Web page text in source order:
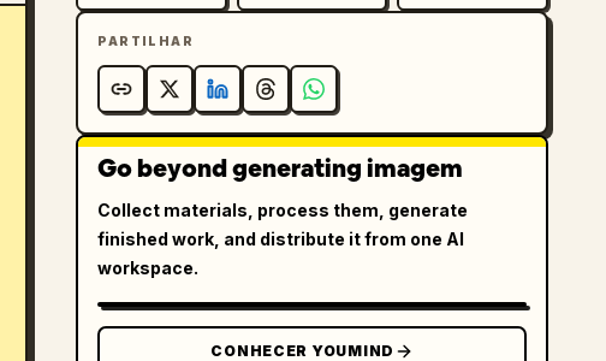
PARTILHAR
Go beyond generating imagem
Collect materials, process them, generate
finished work, and distribute it from one AI
workspace.
CONHECER YOUMIND